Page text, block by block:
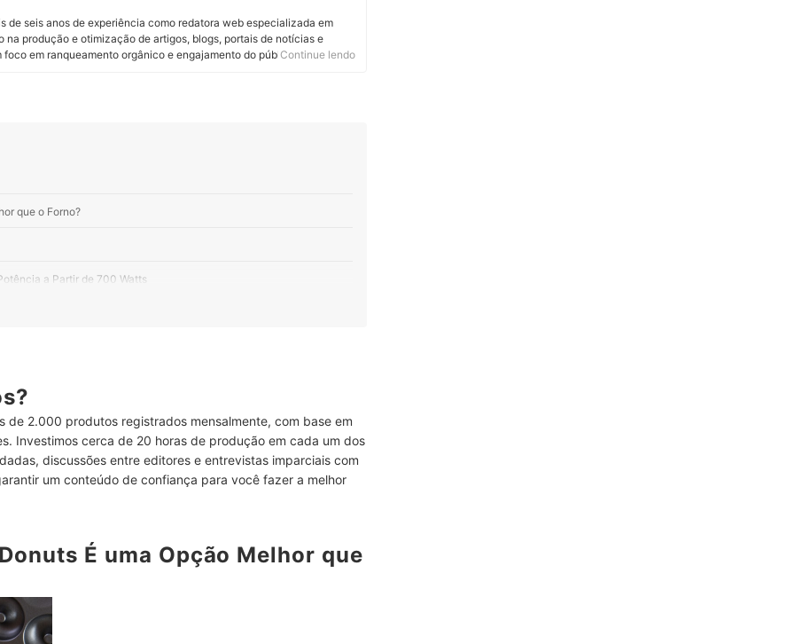
de seis anos de experiência como redatora web especializada em
na produção e otimização de artigos, blogs, portais de notícias e
em ranqueamento orgânico e engajamento do público.Continue lendo
que o Forno?
a Partir de 700 Watts
Escolha a Voltagem Correta
o Material Antiaderente?
Não Danificar?
de 2.000 produtos registrados mensalmente, com base em
Investimos cerca de 20 horas de produção em cada um dos
discussões entre editores e entrevistas imparciais com
um conteúdo de confiança para você fazer a melhor
É uma Opção Melhor que